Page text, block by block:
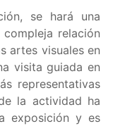
se hará una
relación
artes visuales en
visita guiada en
representativas
la actividad ha
exposición y es